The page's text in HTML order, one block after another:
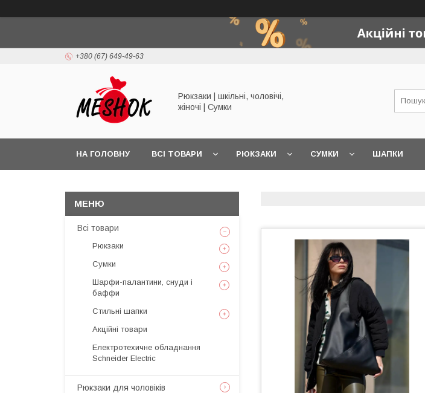
+380 (67) 649-49-63
Рюкзаки | шкільні, чоловічі,
жіночі | Сумки
НА ГОЛОВНУ ВСІ ТОВАРИ РЮКЗАКИ СУМКИ ШАПКИ
Всі товари
Рюкзаки
Сумки
Шарфи-палантини, снуди і
баффи
Стильні шапки
Акційні товари
Електротехичне обладнання
Schneider Electric
Рюкзаки для чоловіків